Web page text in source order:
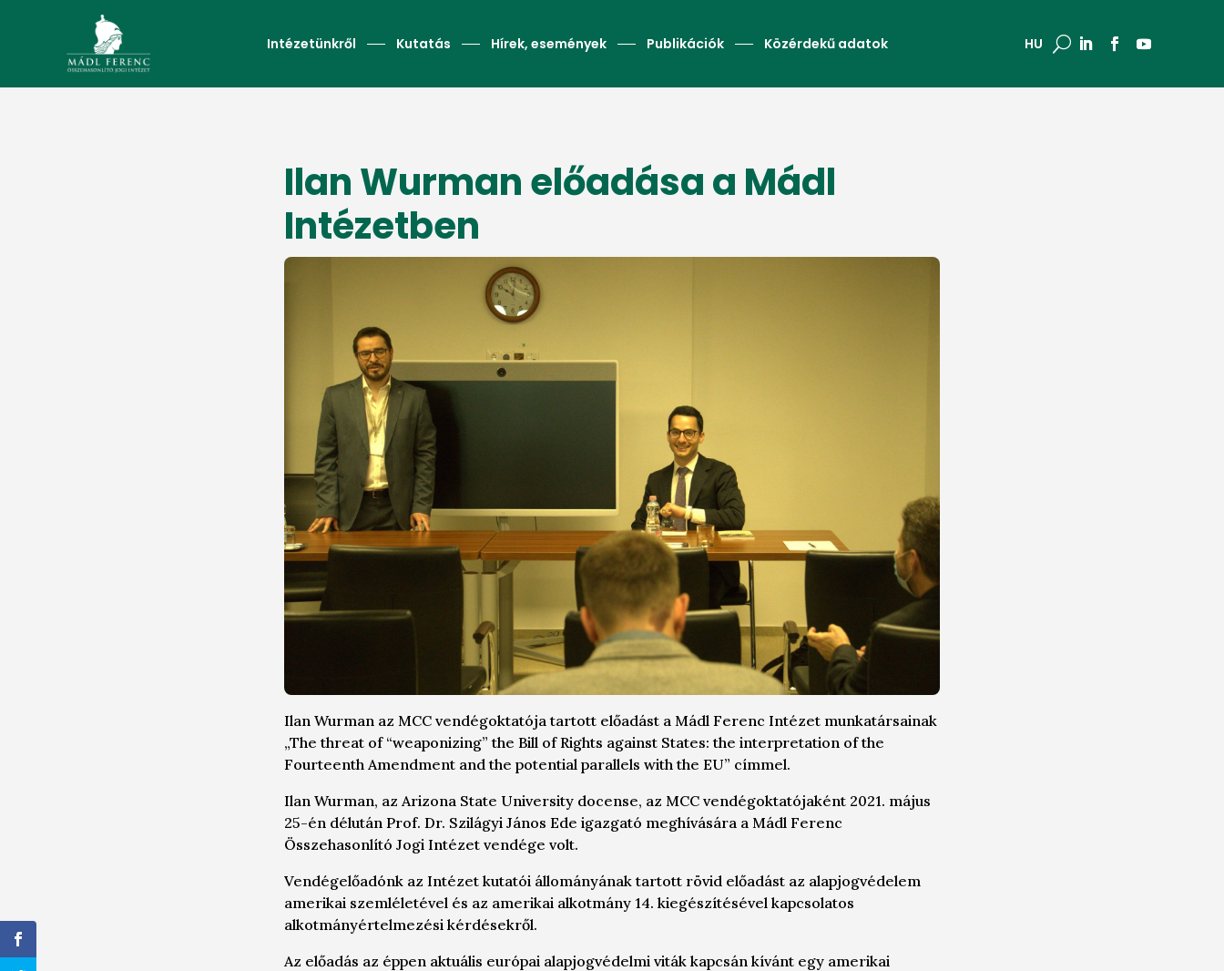
Intézetünkről Kutatás Hírek, események Publikációk Közérdekű adatok HU U
Ilan Wurman előadása a Mádl
Intézetben
Ilan Wurman az MCC vendégoktatója tartott előadást a Mádl Ferenc Intézet munkatársainak
„The threat of “weaponizing” the Bill of Rights against States: the interpretation of the
Fourteenth Amendment and the potential parallels with the EU” címmel.
Ilan Wurman, az Arizona State University docense, az MCC vendégoktatójaként 2021. május
25-én délután Prof. Dr. Szilágyi János Ede igazgató meghívására a Mádl Ferenc
Összehasonlító Jogi Intézet vendége volt.
Vendégelőadónk az Intézet kutatói állományának tartott rövid előadást az alapjogvédelem
amerikai szemléletével és az amerikai alkotmány 14. kiegészítésével kapcsolatos
alkotmányértelmezési kérdésekről.
Az előadás az éppen aktuális európai alapjogvédelmi viták kapcsán kívánt egy amerikai